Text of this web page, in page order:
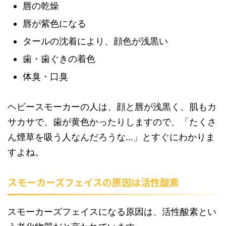
唇の乾燥
唇が紫色になる
タールの沈着により、顔色が浅黒い
歯・歯ぐきの着色
体臭・口臭
ヘビースモーカーの人は、顔と唇が浅黒く、肌もカ
サカサで、歯が黄色かったりしますので、「たくさ
ん煙草を吸う人なんだろうな…」とすぐにわかりま
すよね。
スモーカーズフェイスの原因は活性酸素
スモーカーズフェイスになる原因は、活性酸素とい